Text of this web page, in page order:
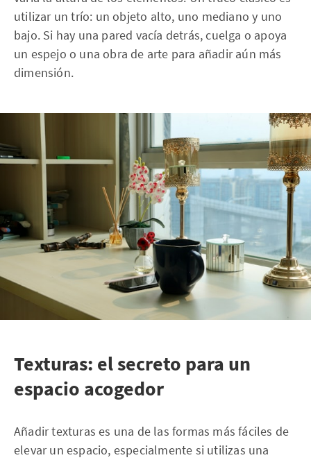
utilizar un trío: un objeto alto, uno mediano y uno
bajo. Si hay una pared vacía detrás, cuelga o apoya
un espejo o una obra de arte para añadir aún más
dimensión.
Texturas: el secreto para un
espacio acogedor
Añadir texturas es una de las formas más fáciles de
elevar un espacio, especialmente si utilizas una